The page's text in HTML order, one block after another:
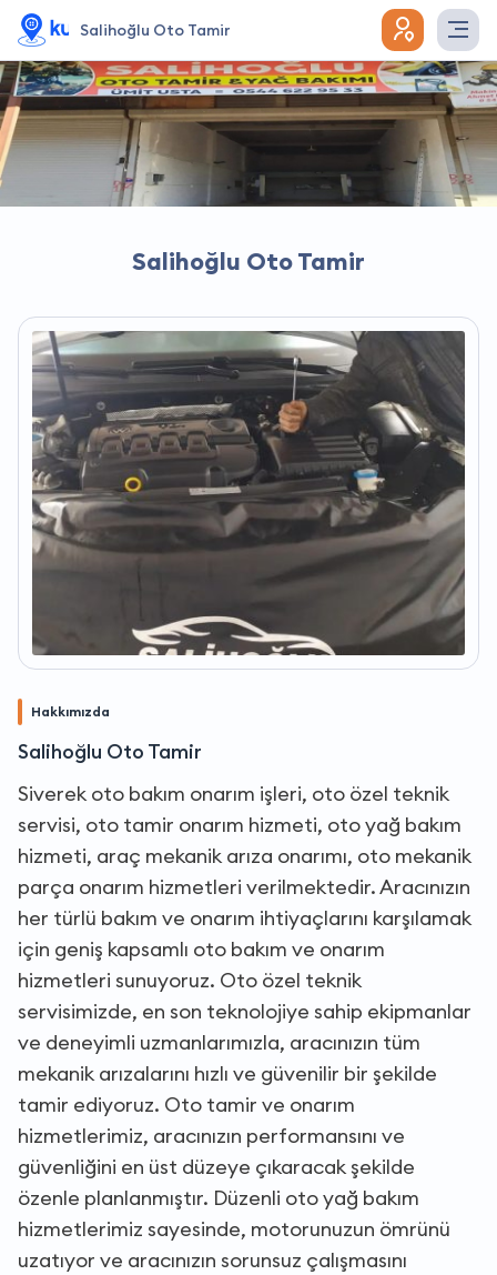
Salihoğlu Oto Tamir
Salihoğlu Oto Tamir
Hakkımızda
Salihoğlu Oto Tamir
Siverek oto bakım onarım işleri, oto özel teknik
servisi, oto tamir onarım hizmeti, oto yağ bakım
hizmeti, araç mekanik arıza onarımı, oto mekanik
parça onarım hizmetleri verilmektedir. Aracınızın
her türlü bakım ve onarım ihtiyaçlarını karşılamak
için geniş kapsamlı oto bakım ve onarım
hizmetleri sunuyoruz. Oto özel teknik
servisimizde, en son teknolojiye sahip ekipmanlar
ve deneyimli uzmanlarımızla, aracınızın tüm
mekanik arızalarını hızlı ve güvenilir bir şekilde
tamir ediyoruz. Oto tamir ve onarım
hizmetlerimiz, aracınızın performansını ve
güvenliğini en üst düzeye çıkaracak şekilde
özenle planlanmıştır. Düzenli oto yağ bakım
hizmetlerimiz sayesinde, motorunuzun ömrünü
uzatıyor ve aracınızın sorunsuz çalışmasını